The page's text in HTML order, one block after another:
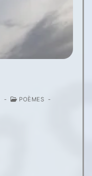
- POÈMES -